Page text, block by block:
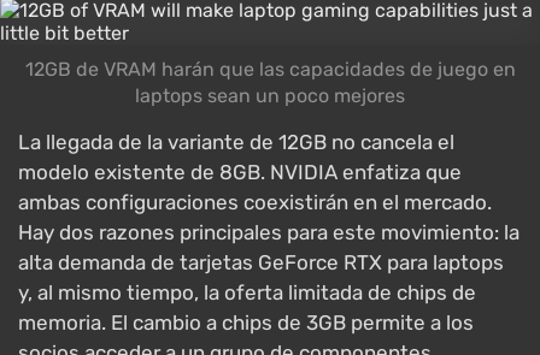
12GB de VRAM harán que las capacidades de juego en
laptops sean un poco mejores
La llegada de la variante de 12GB no cancela el
modelo existente de 8GB. NVIDIA enfatiza que
ambas configuraciones coexistirán en el mercado.
Hay dos razones principales para este movimiento: la
alta demanda de tarjetas GeForce RTX para laptops
y, al mismo tiempo, la oferta limitada de chips de
memoria. El cambio a chips de 3GB permite a los